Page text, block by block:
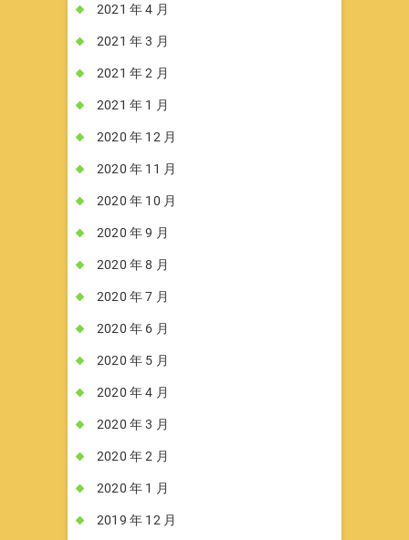
2021 年 4 月
2021 年 3 月
2021 年 2 月
2021 年 1 月
2020 年 12 月
2020 年 11 月
2020 年 10 月
2020 年 9 月
2020 年 8 月
2020 年 7 月
2020 年 6 月
2020 年 5 月
2020 年 4 月
2020 年 3 月
2020 年 2 月
2020 年 1 月
2019 年 12 月